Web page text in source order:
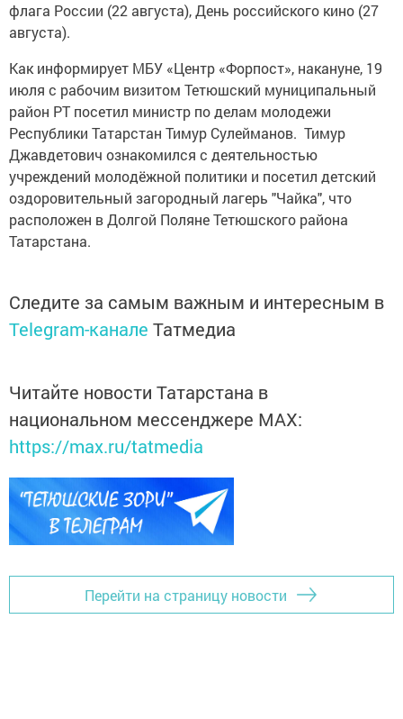
флага России (22 августа), День российского кино (27
августа).
Как информирует МБУ «Центр «Форпост», накануне, 19
июля с рабочим визитом Тетюшский муниципальный
район РТ посетил министр по делам молодежи
Республики Татарстан Тимур Сулейманов. Тимур
Джавдетович ознакомился с деятельностью
учреждений молодёжной политики и посетил детский
оздоровительный загородный лагерь "Чайка", что
расположен в Долгой Поляне Тетюшского района
Татарстана.
Следите за самым важным и интересным в
Telegram-канале Татмедиа
Читайте новости Татарстана в
национальном мессенджере MАХ:
https://max.ru/tatmedia
Перейти на страницу новости